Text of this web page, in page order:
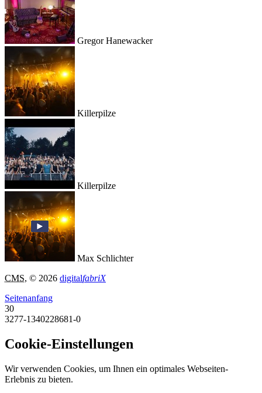
Gregor Hanewacker
Killerpilze
Killerpilze
Max Schlichter
CMS, © 2026 digitalfabriX
Seitenanfang
30
3277-1340228681-0
Cookie-Einstellungen
Wir verwenden Cookies, um Ihnen ein optimales Webseiten-
Erlebnis zu bieten.